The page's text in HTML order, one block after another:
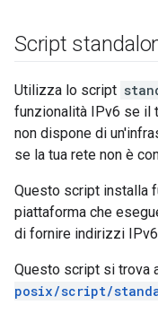
Script
Utilizza lo script
funzionalità IPv6 se il
non dispone di
se la tua rete non è
Questo script installa
piattaforma che
di fornire indirizzi
Questo script si trova
posix/script/